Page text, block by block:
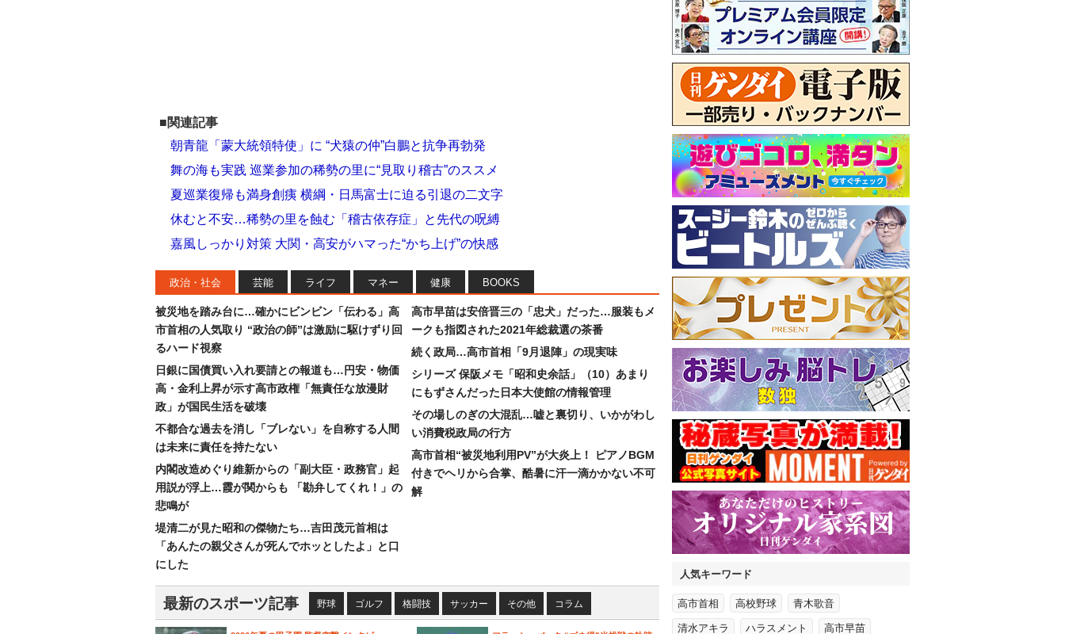
■関連記事
朝青龍「蒙大統領特使」に “犬猿の仲”白鵬と抗争再勃発
舞の海も実践 巡業参加の稀勢の里に“見取り稽古”のススメ
夏巡業復帰も満身創痍 横綱・日馬富士に迫る引退の二文字
休むと不安…稀勢の里を蝕む「稽古依存症」と先代の呪縛
嘉風しっかり対策 大関・高安がハマった“かち上げ”の快感
政治・社会 芸能 ライフ マネー 健康 BOOKS
被災地を踏み台に…確かにビンビン「伝わる」高
市首相の人気取り “政治の師”は激励に駆けずり回
るハード視察
日銀に国債買い入れ要請との報道も…円安・物価
高・金利上昇が示す高市政権「無責任な放漫財
政」が国民生活を破壊
不都合な過去を消し「ブレない」を自称する人間
は未来に責任を持たない
内閣改造めぐり維新からの「副大臣・政務官」起
用説が浮上…霞が関からも 「勘弁してくれ！」の
悲鳴が
堤清二が見た昭和の傑物たち…吉田茂元首相は
「あんたの親父さんが死んでホッとしたよ」と口
にした
高市早苗は安倍晋三の「忠犬」だった…服装もメ
ークも指図された2021年総裁選の茶番
続く政局…高市首相「9月退陣」の現実味
シリーズ 保阪メモ「昭和史余話」（10）あまり
にもずさんだった日本大使館の情報管理
その場しのぎの大混乱…嘘と裏切り、いかがわし
い消費税政局の行方
高市首相“被災地利用PV”が大炎上！ ピアノBGM
付きでヘリから合掌、酷暑に汗一滴かかない不可
解
最新のスポーツ記事 野球 ゴルフ 格闘技 サッカー その他 コラム
人気キーワード
高市首相 高校野球 青木歌音
清水アキラ ハラスメント 高市早苗